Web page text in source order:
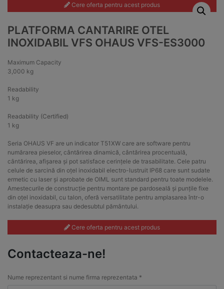
Cere oferta pentru acest produs
PLATFORMA CANTARIRE OTEL
INOXIDABIL VFS OHAUS VFS-ES3000
Maximum Capacity
3,000 kg
Readability
1 kg
Readability (Certified)
1 kg
Seria OHAUS VF are un indicator T51XW care are software pentru
numărarea pieselor, cântărirea dinamică, cântărirea procentuală,
cântărirea, afișarea și pot satisface cerințele de trasabilitate. Cele patru
celule de sarcină din oțel inoxidabil electro-lustruit IP68 care sunt sudate
ermetic cu laser și aprobate de OIML sunt standard pentru toate modelele.
Amestecurile de construcție pentru montare pe pardoseală și punțile fixe
din oțel inoxidabil, cu talon, oferă versatilitate pentru amplasarea într-o
instalație deasupra sau dedesubtul pământului.
Cere oferta pentru acest produs
Contacteaza-ne!
Nume reprezentant si nume firma reprezentata *